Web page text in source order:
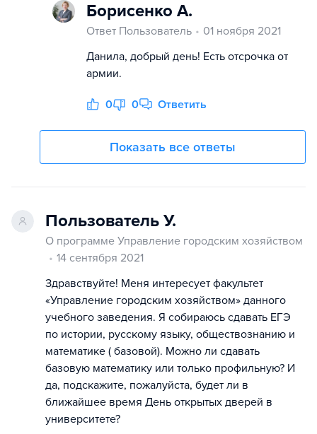
Борисенко А.
Ответ Пользователь
01 ноября 2021
Данила, добрый день! Есть отсрочка от
армии.
0 0 Ответить
Показать все ответы
Пользователь У.
О программе Управление городским хозяйством
14 сентября 2021
Здравствуйте! Меня интересует факультет
«Управление городским хозяйством» данного
учебного заведения. Я собираюсь сдавать ЕГЭ
по истории, русскому языку, обществознанию и
математике ( базовой). Можно ли сдавать
базовую математику или только профильную? И
да, подскажите, пожалуйста, будет ли в
ближайшее время День открытых дверей в
университете?